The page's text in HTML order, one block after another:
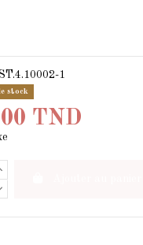
1
stock
TND